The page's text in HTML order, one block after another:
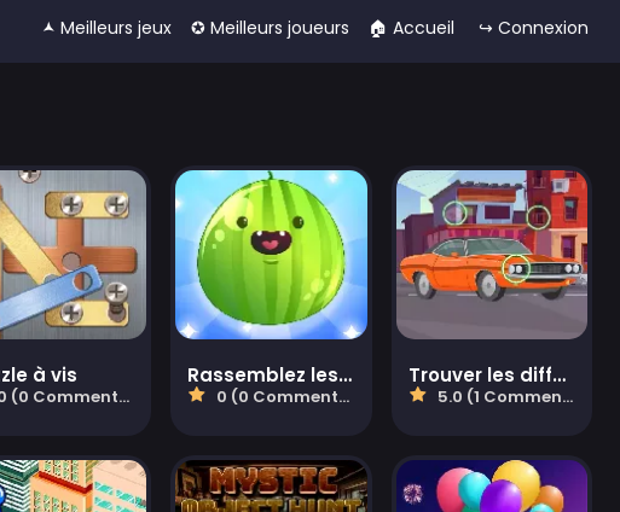
🟂 Meilleurs jeux ✪ Meilleurs joueurs 🏠︎ Accueil ↪ Connexion
à vis
(0 Commentaires)
Rassemblez les fruits !
0 (0 Commentaires)
Trouver les différences de voitures
5.0 (1 Commentaires)